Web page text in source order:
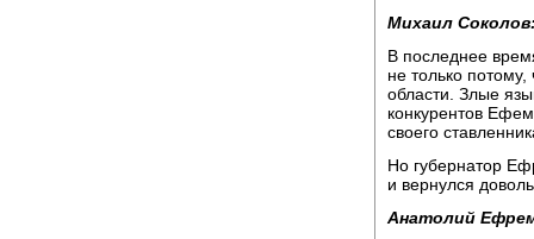
Михаил
В последнее
не только потому,
области. Злые
конкурентов
своего
Но губернатор
и вернулся
Анатолий